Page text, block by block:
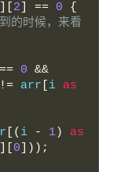
2 == 0
{
的时候，来看
== 0 &&
!= arr i as
[( i - 1)
as
0 ]));